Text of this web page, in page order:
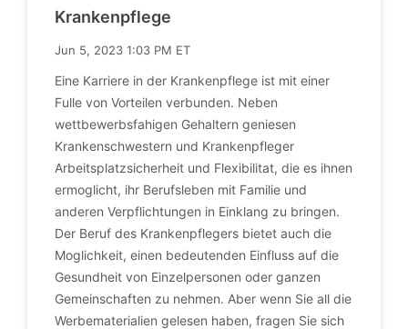
Krankenpflege
Jun 5, 2023 1:03 PM ET
Eine Karriere in der Krankenpflege ist mit einer
Fulle von Vorteilen verbunden. Neben
wettbewerbsfahigen Gehaltern geniesen
Krankenschwestern und Krankenpfleger
Arbeitsplatzsicherheit und Flexibilitat, die es ihnen
ermoglicht, ihr Berufsleben mit Familie und
anderen Verpflichtungen in Einklang zu bringen.
Der Beruf des Krankenpflegers bietet auch die
Moglichkeit, einen bedeutenden Einfluss auf die
Gesundheit von Einzelpersonen oder ganzen
Gemeinschaften zu nehmen. Aber wenn Sie all die
Werbematerialien gelesen haben, fragen Sie sich